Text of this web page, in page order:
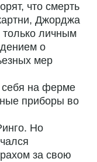
что смерть
Джорджа
личным
о
мер
себя на ферме
приборы во
Но
за свою